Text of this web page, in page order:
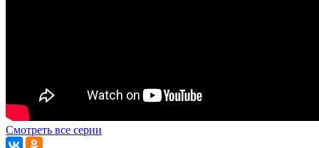
Смотреть все серии